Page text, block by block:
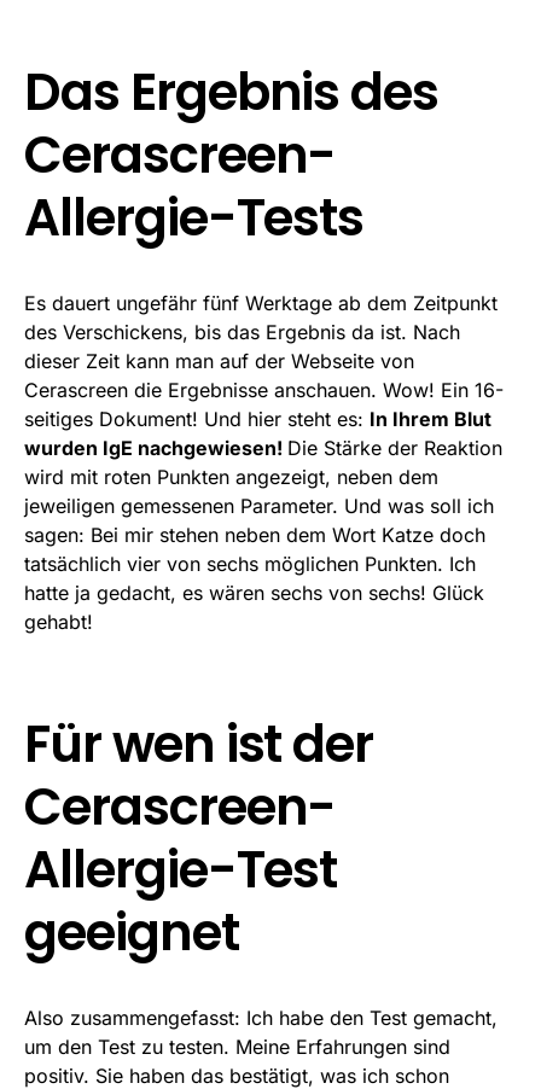
Das Ergebnis des
Cerascreen-
Allergie-Tests
Es dauert ungefähr fünf Werktage ab dem Zeitpunkt
des Verschickens, bis das Ergebnis da ist. Nach
dieser Zeit kann man auf der Webseite von
Cerascreen die Ergebnisse anschauen. Wow! Ein 16-
seitiges Dokument! Und hier steht es: In Ihrem Blut
wurden IgE nachgewiesen! Die Stärke der Reaktion
wird mit roten Punkten angezeigt, neben dem
jeweiligen gemessenen Parameter. Und was soll ich
sagen: Bei mir stehen neben dem Wort Katze doch
tatsächlich vier von sechs möglichen Punkten. Ich
hatte ja gedacht, es wären sechs von sechs! Glück
gehabt!
Für wen ist der
Cerascreen-
Allergie-Test
geeignet
Also zusammengefasst: Ich habe den Test gemacht,
um den Test zu testen. Meine Erfahrungen sind
positiv. Sie haben das bestätigt, was ich schon